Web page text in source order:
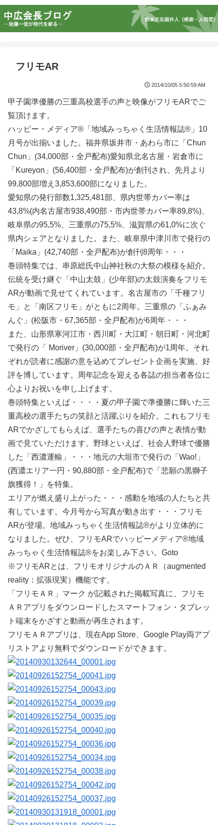
フリモAR
2014/10/05 5:50:59 AM
甲子園準優勝の三重高校選手の声と映像がフリモARでご
覧頂けます。
ハッピー・メディア®「地域みっちゃく生活情報誌®」10
月号が出揃いました。福井県坂井市・あわら市に「Chun
Chun」(34,000部・全戸配布)愛知県北名古屋・岩倉市に
「Kureyon」(56,400部・全戸配布)が創刊され、先月より
99,800部増え3,853,600部になりました。
愛知県の発行部数1,325,481部、県内世帯カバー率は
43,8%(内名古屋市938,490部・市内世帯カバー率89,8%)、
岐阜県の95,5%、三重県の75,5%、滋賀県の61,0%に次ぐ
県内シェアとなりました。また、岐阜県中津川市で発行の
「Maika」(42,740部・全戸配布)が創刊8周年・・・
巻頭特集では、串原総氏中山神社秋の大祭の模様を紹介。
伝統を受け継ぐ「中山太鼓」(少年部)の太鼓演奏をフリモ
ARが動画で見せてくれています。名古屋市の「千種フリ
モ」と「南区フリモ」がともに2周年。三重県の「ふぁみ
んぐ」(松阪市・67,365部・全戸配布)が6周年・・・
また、山形県寒河江市・西川町・大江町・朝日町・河北町
で発行の「 Moriver」(30,000部・全戸配布)が1周年。それ
ぞれが読者に感謝の意を込めてプレゼント企画を実施、好
評を博しています。周年記念を迎える各誌の担当者各位に
心よりお祝いを申し上げます。
巻頭特集といえば・・・・夏の甲子園で準優勝に輝いた三
重高校の選手たちの笑顔と活躍ぶりを紹介。これもフリモ
ARでかざしてもらえば、選手たちの喜びの声と表情が動
画で見ていただけます。野球といえば、社会人野球で優勝
した「西濃運輸」・・・地元の大垣市で発行の「Wao!」
(西濃エリア一円・90,880部・全戸配布)で「悲願の黒獅子
旗獲得！」を特集。
エリアが燃え盛り上がった・・・感動を地域の人たちと共
有しています。今月号から写真が動き出す・・・フリモ
ARが登場。地域みっちゃく生活情報誌®がより立体的に
なりました。ぜひ、フリモARでハッピーメディア®地域
みっちゃく生活情報誌®をお楽しみ下さい。Goto
※フリモARとは、フリモオリジナルのＡＲ（augmented
reality：拡張現実）機能です。
「フリモＡＲ」マーク が記載された掲載写真に、フリモ
ＡＲアプリをダウンロードしたスマートフォン・タブレッ
ト端末をかざすと動画が再生されます。
フリモＡＲアプリは、現在App Store、Google Play両アプ
リストアより無料でダウンロードができます。